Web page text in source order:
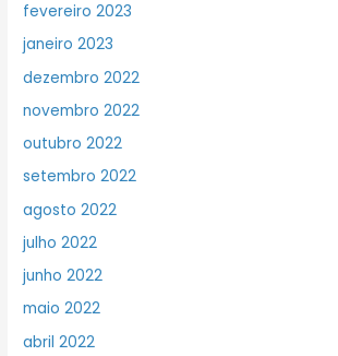
fevereiro 2023
janeiro 2023
dezembro 2022
novembro 2022
outubro 2022
setembro 2022
agosto 2022
julho 2022
junho 2022
maio 2022
abril 2022